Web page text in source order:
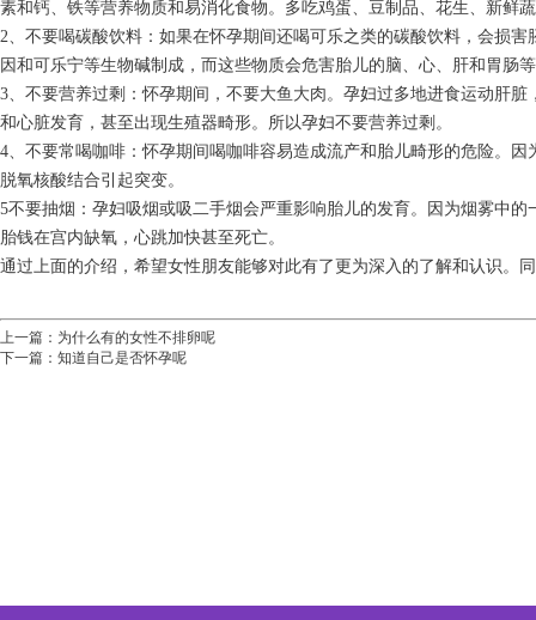
素和钙、铁等营养物质和易消化食物。多吃鸡蛋、豆制品、花生、新鲜
2、不要喝碳酸饮料：如果在怀孕期间还喝可乐之类的碳酸饮料，会损
因和可乐宁等生物碱制成，而这些物质会危害胎儿的脑、心、肝和胃肠
3、不要营养过剩：怀孕期间，不要大鱼大肉。孕妇过多地进食运动肝
和心脏发育，甚至出现生殖器畸形。所以孕妇不要营养过剩。
4、不要常喝咖啡：怀孕期间喝咖啡容易造成流产和胎儿畸形的危险。
脱氧核酸结合引起突变。
5不要抽烟：孕妇吸烟或吸二手烟会严重影响胎儿的发育。因为烟雾中
胎钱在宫内缺氧，心跳加快甚至死亡。
通过上面的介绍，希望女性朋友能够对此有了更为深入的了解和认识。
上一篇： 为什么有的女性不排卵呢
下一篇： 知道自己是否怀孕呢